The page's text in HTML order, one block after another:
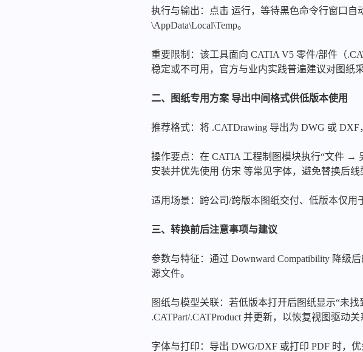
执行与输出：点击 运行，等待黑色命令行窗口自
\AppData\Local\Temp。
重要限制：该工具面向 CATIA V5 零件/部件（
稳定或不可用，官方与业内实践普遍建议对图纸
二、图纸专用方案 导出中间格式供低版本使用
推荐格式：将 .CATDrawing 导出为 DWG 或
操作要点：在 CATIA 工程制图模块执行“文件 →
安装并优先使用 仿宋 等常见字体，避免替换后线
适用场景：跨公司/跨版本图纸交付、低版本仅用
三、转换前后注意事项与建议
参数与特征：通过 Downward Compatibility 降级
源文件。
图纸与模型关联：若低版本打开后图纸显示“未
.CATPart/.CATProduct 并更新，以恢复视图驱动关
字体与打印：导出 DWG/DXF 或打印 PDF 时，